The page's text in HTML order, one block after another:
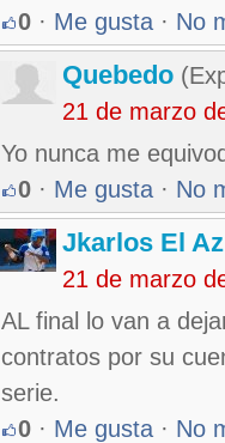
0 · Me gusta · No
Quebedo
21 de marzo
Yo nunca me
0 · Me gusta · No
Jkarlos El
21 de marzo
AL final lo van a
contratos por su
serie.
0 · Me gusta · No